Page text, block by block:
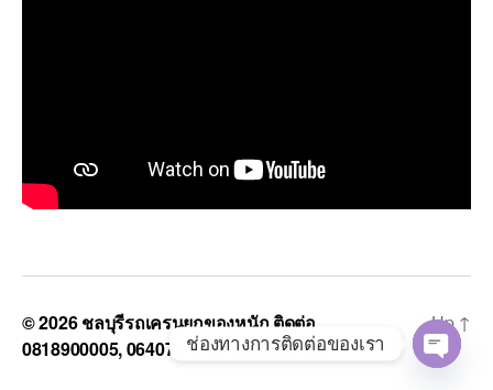
© 2026ชลบุรีรถเครนยกของหนัก ติดต่อ
0818900005, 0640711613, 0800628488
Up↑
ช่องทางการติดต่อของเรา